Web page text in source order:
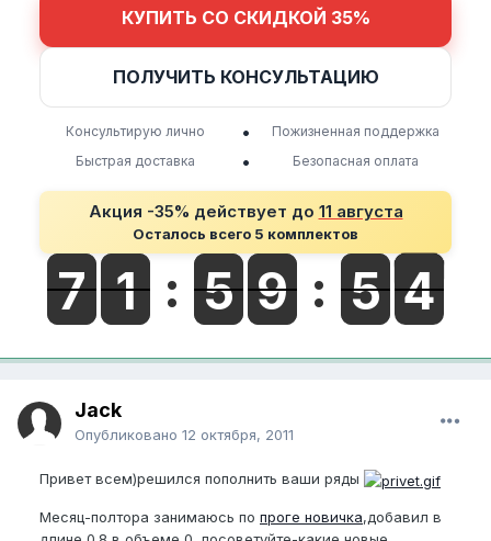
КУПИТЬ СО СКИДКОЙ 35%
ПОЛУЧИТЬ КОНСУЛЬТАЦИЮ
Консультирую лично •
Пожизненная поддержка
Быстрая доставка
• Безопасная оплата
Акция -35% действует до 11 августа
Осталось всего 5 комплектов
Jack
Опубликовано 12 октября, 2011
Привет всем)решился пополнить ваши ряды
Месяц-полтора занимаюсь по проге новичка,добавил в